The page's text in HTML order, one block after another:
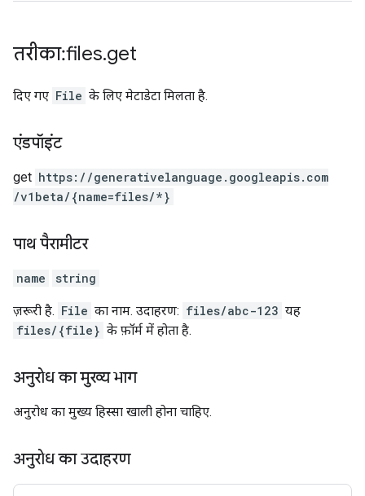
तरीका: files.get
दिए गए File के लिए मेटाडेटा मिलता है.
एंडपॉइंट
get https: / /generativelanguage.googleapis.com
/v1beta/{name=files/*}
पाथ पैरामीटर
name string
ज़रूरी है. File का नाम. उदाहरण: files/abc-123 यह
files/{file} के फ़ॉर्म में होता है.
अनुरोध का मुख्य भाग
अनुरोध का मुख्य हिस्सा खाली होना चाहिए.
अनुरोध का उदाहरण